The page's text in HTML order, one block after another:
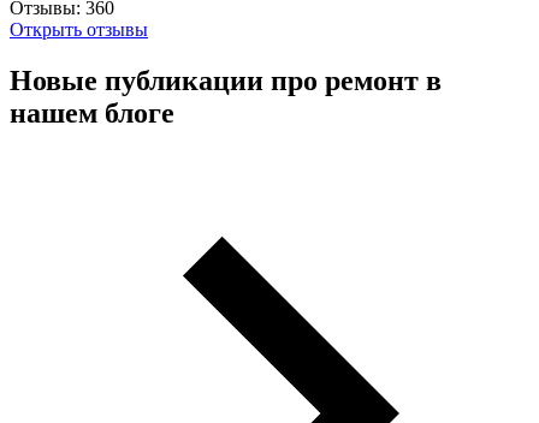
Отзывы: 360
Открыть отзывы
Новые публикации про ремонт в
нашем блоге